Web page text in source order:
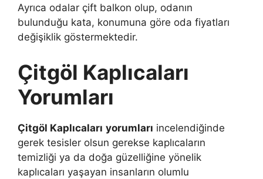
Ayrıca odalar çift balkon olup, odanın
bulunduğu kata, konumuna göre oda fiyatları
değişiklik göstermektedir.
Çitgöl Kaplıcaları
Yorumları
Çitgöl Kaplıcaları yorumları incelendiğinde
gerek tesisler olsun gerekse kaplıcaların
temizliği ya da doğa güzelliğine yönelik
kaplıcaları yaşayan insanların olumlu